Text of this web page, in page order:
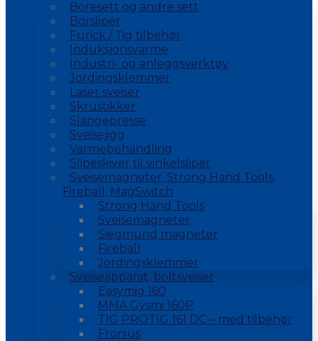
Boresett og andre sett
Borsliper
Furick / Tig tilbehør
Induksjonsvarme
Industri- og anleggsverktøy
Jordingsklemmer
Laser sveiser
Skrustikker
Slangepresse
Sveisejigg
Varmebehandling
Slipeskiver til vinkelsliper
Sveisemagneter, Strong Hand Tools,
Fireball, MagSwitch
Strong Hand Tools
Sveisemagneter
Siegmund magneter
Fireball
Jordingsklemmer
Sveiseapparat, boltsveiser
Easymig 160
MMA Gysmi 160P
TIG PROTIG 161 DC – med tilbehør
Fronius